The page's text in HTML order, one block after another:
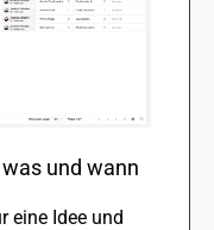
und wann
eine Idee und